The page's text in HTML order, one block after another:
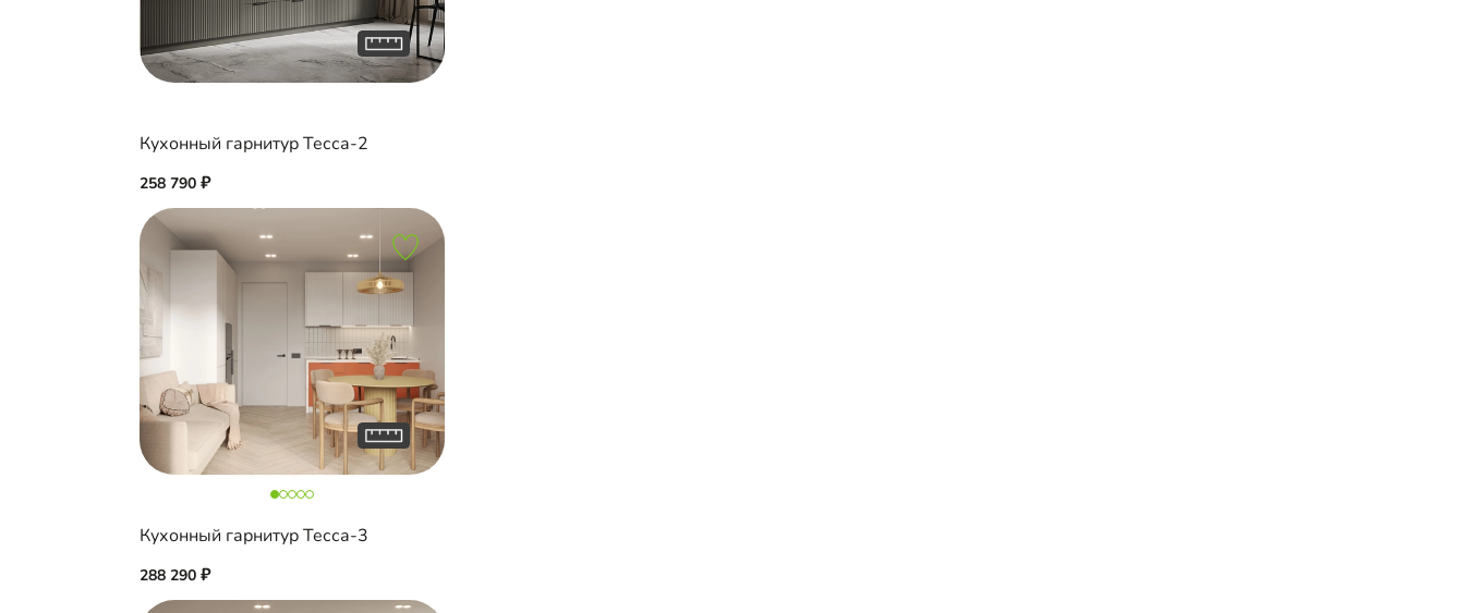
Кухонный гарнитур Тесса-2
258 790
Кухонный гарнитур Тесса-3
288 290